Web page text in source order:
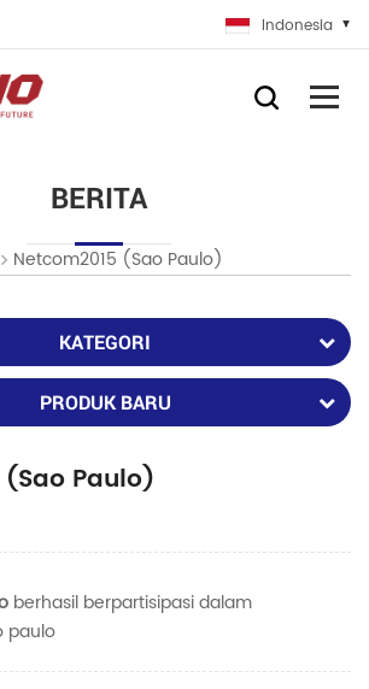
Indonesia
BERITA
Netcom2015 (sao Paulo)
KATEGORI
PRODUK BARU
(sao Paulo)
berhasil berpartisipasi dalam
paulo